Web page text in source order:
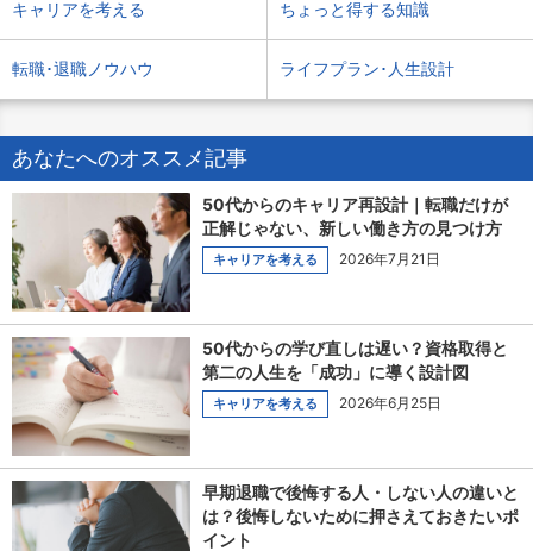
キャリアを考える ちょっと得する知識
転職･退職ノウハウ ライフプラン･人生設計
あなたへのオススメ記事
50代からのキャリア再設計｜転職だけが
正解じゃない、新しい働き方の見つけ方
キャリアを考える 2026年7月21日
50代からの学び直しは遅い？資格取得と
第二の人生を「成功」に導く設計図
キャリアを考える 2026年6月25日
早期退職で後悔する人・しない人の違いと
は？後悔しないために押さえておきたいポ
イント